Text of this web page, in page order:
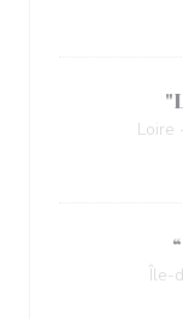
Loire
Île-